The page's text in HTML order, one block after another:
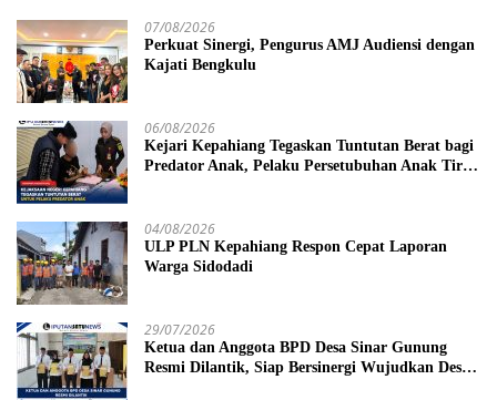
07/08/2026
Perkuat Sinergi, Pengurus AMJ Audiensi dengan
Kajati Bengkulu
06/08/2026
Kejari Kepahiang Tegaskan Tuntutan Berat bagi
Predator Anak, Pelaku Persetubuhan Anak Tiri
04/08/2026
ULP PLN Kepahiang Respon Cepat Laporan
Warga Sidodadi
29/07/2026
Ketua dan Anggota BPD Desa Sinar Gunung
Resmi Dilantik, Siap Bersinergi Wujudkan Desa